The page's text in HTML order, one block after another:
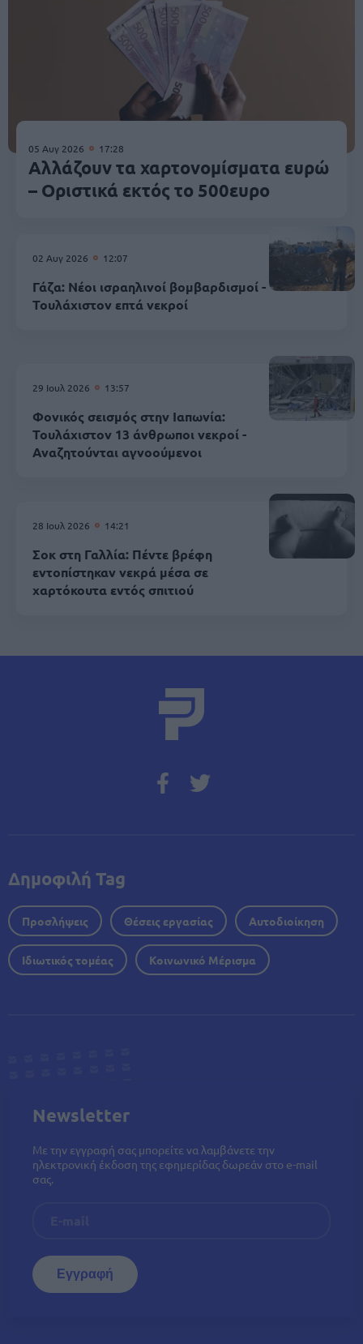
05 Αυγ 2026 17:28
Αλλάζουν τα χαρτονομίσματα ευρώ
– Οριστικά εκτός το 500ευρο
02 Αυγ 2026 12:07
Γάζα: Νέοι ισραηλινοί βομβαρδισμοί -
Τουλάχιστον επτά νεκροί
29 Ιουλ 2026 13:57
Φονικός σεισμός στην Ιαπωνία:
Τουλάχιστον 13 άνθρωποι νεκροί -
Αναζητούνται αγνοούμενοι
28 Ιουλ 2026 14:21
Σοκ στη Γαλλία: Πέντε βρέφη
εντοπίστηκαν νεκρά μέσα σε
χαρτόκουτα εντός σπιτιού
Δημοφιλή Tag
Προσλήψεις Θέσεις εργασίας Αυτοδιοίκηση
Ιδιωτικός τομέας Κοινωνικό Μέρισμα
Newsletter
Με την εγγραφή σας μπορείτε να λαμβάνετε την
ηλεκτρονική έκδοση της εφημερίδας δωρεάν στο e-mail
σας.